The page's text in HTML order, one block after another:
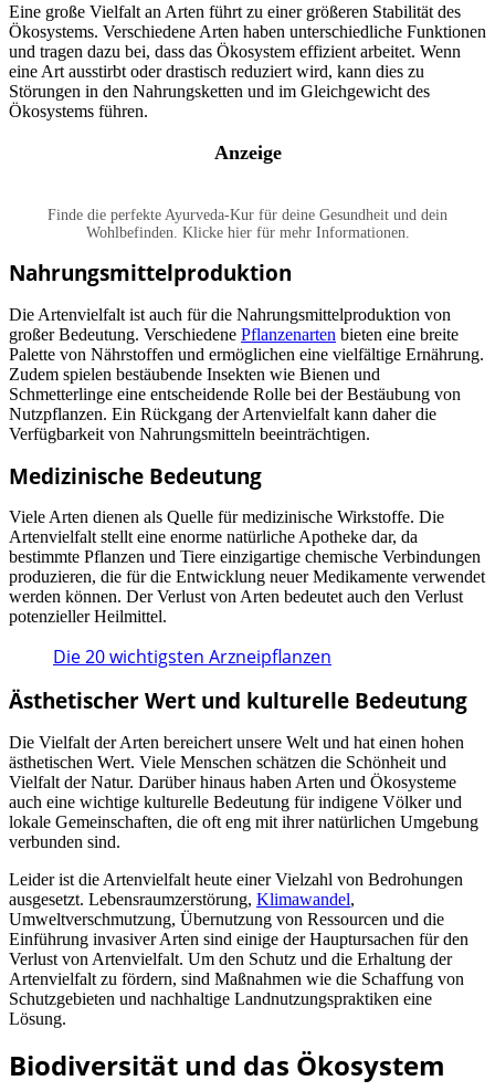
Eine große Vielfalt an Arten führt zu einer größeren Stabilität des
Ökosystems. Verschiedene Arten haben unterschiedliche Funktionen
und tragen dazu bei, dass das Ökosystem effizient arbeitet. Wenn
eine Art ausstirbt oder drastisch reduziert wird, kann dies zu
Störungen in den Nahrungsketten und im Gleichgewicht des
Ökosystems führen.
Anzeige
Finde die perfekte Ayurveda-Kur für deine Gesundheit und dein
Wohlbefinden. Klicke hier für mehr Informationen.
Nahrungsmittelproduktion
Die Artenvielfalt ist auch für die Nahrungsmittelproduktion von
großer Bedeutung. Verschiedene Pflanzenarten bieten eine breite
Palette von Nährstoffen und ermöglichen eine vielfältige Ernährung.
Zudem spielen bestäubende Insekten wie Bienen und
Schmetterlinge eine entscheidende Rolle bei der Bestäubung von
Nutzpflanzen. Ein Rückgang der Artenvielfalt kann daher die
Verfügbarkeit von Nahrungsmitteln beeinträchtigen.
Medizinische Bedeutung
Viele Arten dienen als Quelle für medizinische Wirkstoffe. Die
Artenvielfalt stellt eine enorme natürliche Apotheke dar, da
bestimmte Pflanzen und Tiere einzigartige chemische Verbindungen
produzieren, die für die Entwicklung neuer Medikamente verwendet
werden können. Der Verlust von Arten bedeutet auch den Verlust
potenzieller Heilmittel.
Die 20 wichtigsten Arzneipflanzen
Ästhetischer Wert und kulturelle Bedeutung
Die Vielfalt der Arten bereichert unsere Welt und hat einen hohen
ästhetischen Wert. Viele Menschen schätzen die Schönheit und
Vielfalt der Natur. Darüber hinaus haben Arten und Ökosysteme
auch eine wichtige kulturelle Bedeutung für indigene Völker und
lokale Gemeinschaften, die oft eng mit ihrer natürlichen Umgebung
verbunden sind.
Leider ist die Artenvielfalt heute einer Vielzahl von Bedrohungen
ausgesetzt. Lebensraumzerstörung, Klimawandel,
Umweltverschmutzung, Übernutzung von Ressourcen und die
Einführung invasiver Arten sind einige der Hauptursachen für den
Verlust von Artenvielfalt. Um den Schutz und die Erhaltung der
Artenvielfalt zu fördern, sind Maßnahmen wie die Schaffung von
Schutzgebieten und nachhaltige Landnutzungspraktiken eine
Lösung.
Biodiversität und das Ökosystem